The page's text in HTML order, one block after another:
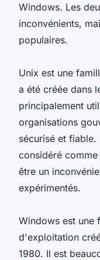
Windows. Les
inconvénients,
populaires.
Unix est une
a été créée dans
principalement
organisations
sécurisé et
considéré
être un
expérimentés.
Windows est une
d'exploitation
1980. Il est